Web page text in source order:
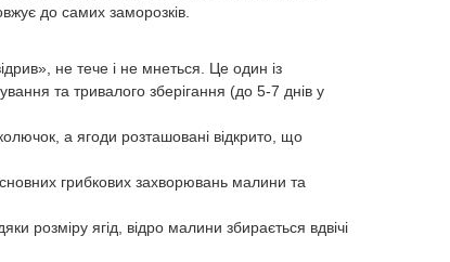
до самих заморозків.
не тече і не мнеться. Це один із
та тривалого зберігання (до 5-7 днів у
а ягоди розташовані відкрито, що
грибкових захворювань малини та
розміру ягід, відро малини збирається вдвічі